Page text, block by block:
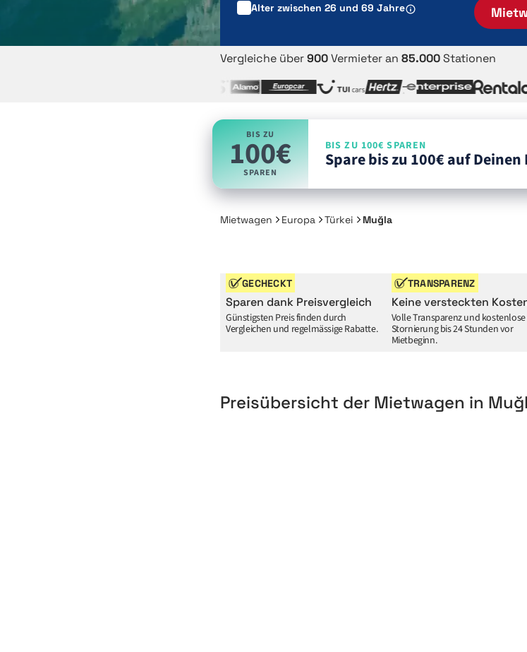
Alter zwischen 26 und 69 Jahre
Vergleiche über900Vermieter an 85.000Stationen
BIS ZU
100€
SPAREN
BIS ZU 100€ SPAREN
Spare bis zu 100€ auf
Mietwagen Europa Türkei Muğla
GECHECKT
Sparen dank Preisvergleich
Günstigsten Preis finden durch
Vergleichen und regelmässige Rabatte.
TRANSPARENZ
Keine versteckten
Volle Transparenz und kostenlose
Stornierung bis 24 Stunden vor
Mietbeginn.
Preisübersicht der Mietwagen in